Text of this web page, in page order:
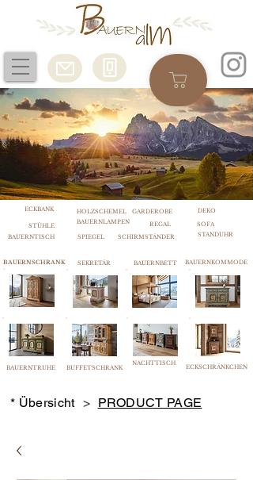
BAUERNTISCH SPIEGEL SCHIRMSTÄNDER
BAUERNSCHRANK SEKRETÄR
BAUERNTRUHE BUFFETSCHRANK
BAUERNBETT
NACHTTISCH
STANDUHR
BAUERNKOMMODE
ECKSCHRÄNKCHEN
* Übersicht > PRODUCT PAGE
BAUERNLAMPEN REGAL SOFA
ECKBANK
STÜHLE
HOLZSCHEMEL GARDEROBE DEKO